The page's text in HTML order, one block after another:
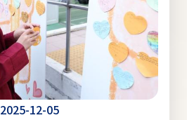
2025-12-05